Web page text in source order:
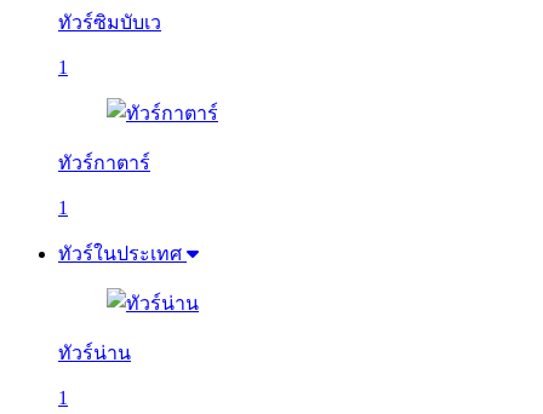
ทัวร์ซิมบับเว
1
ทัวร์กาตาร์
1
ทัวร์ในประเทศ
ทัวร์น่าน
1